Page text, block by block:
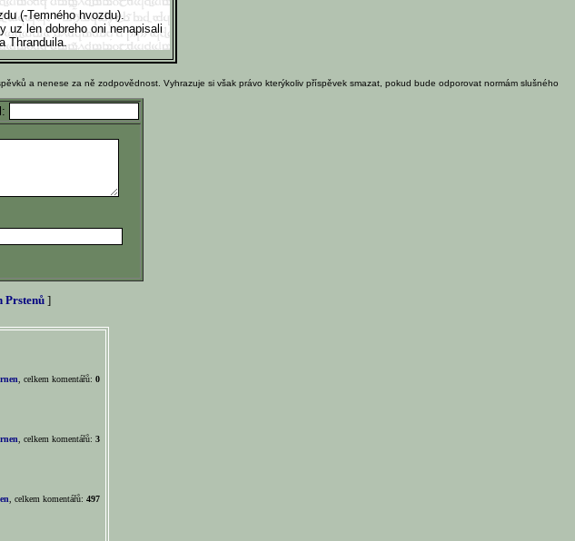
(-Temného hvozdu).
uz len dobreho oni nenapisali
Thranduila.
a nenese za ně zodpovědnost. Vyhrazuje si však právo kterýkoliv příspěvek smazat, pokud bude odporovat normám slušného
Prstenů ]
, celkem komentářů: 0
, celkem komentářů: 3
, celkem komentářů: 497